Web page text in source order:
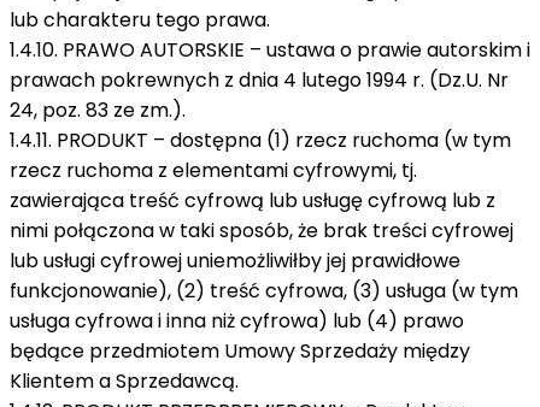
lub charakteru tego prawa.
1.4.10. PRAWO AUTORSKIE – ustawa o prawie autorskim i
prawach pokrewnych z dnia 4 lutego 1994 r. (Dz.U. Nr
24, poz. 83 ze zm.).
1.4.11. PRODUKT – dostępna (1) rzecz ruchoma (w tym
rzecz ruchoma z elementami cyfrowymi, tj.
zawierająca treść cyfrową lub usługę cyfrową lub z
nimi połączona w taki sposób, że brak treści cyfrowej
lub usługi cyfrowej uniemożliwiłby jej prawidłowe
funkcjonowanie), (2) treść cyfrowa, (3) usługa (w tym
usługa cyfrowa i inna niż cyfrowa) lub (4) prawo
będące przedmiotem Umowy Sprzedaży między
Klientem a Sprzedawcą.